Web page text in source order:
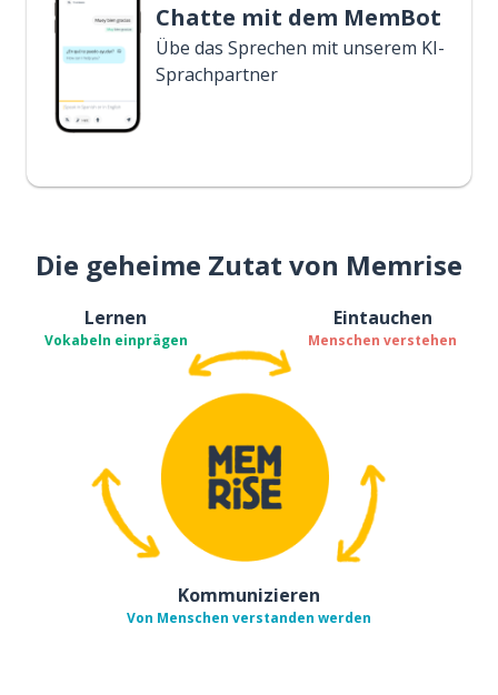
Chatte mit dem MemBot
Übe das Sprechen mit unserem KI-
Sprachpartner
Die geheime Zutat von Memrise
Lernen
Vokabeln einprägen
Eintauchen
Menschen verstehen
Kommunizieren
Von Menschen verstanden werden